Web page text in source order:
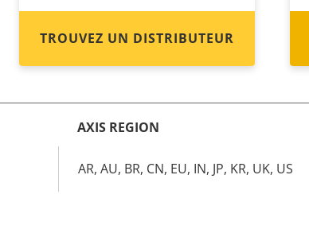
TROUVEZ UN DISTRIBUTEUR
AXIS REGION
AR, AU, BR, CN, EU, IN, JP, KR, UK, US